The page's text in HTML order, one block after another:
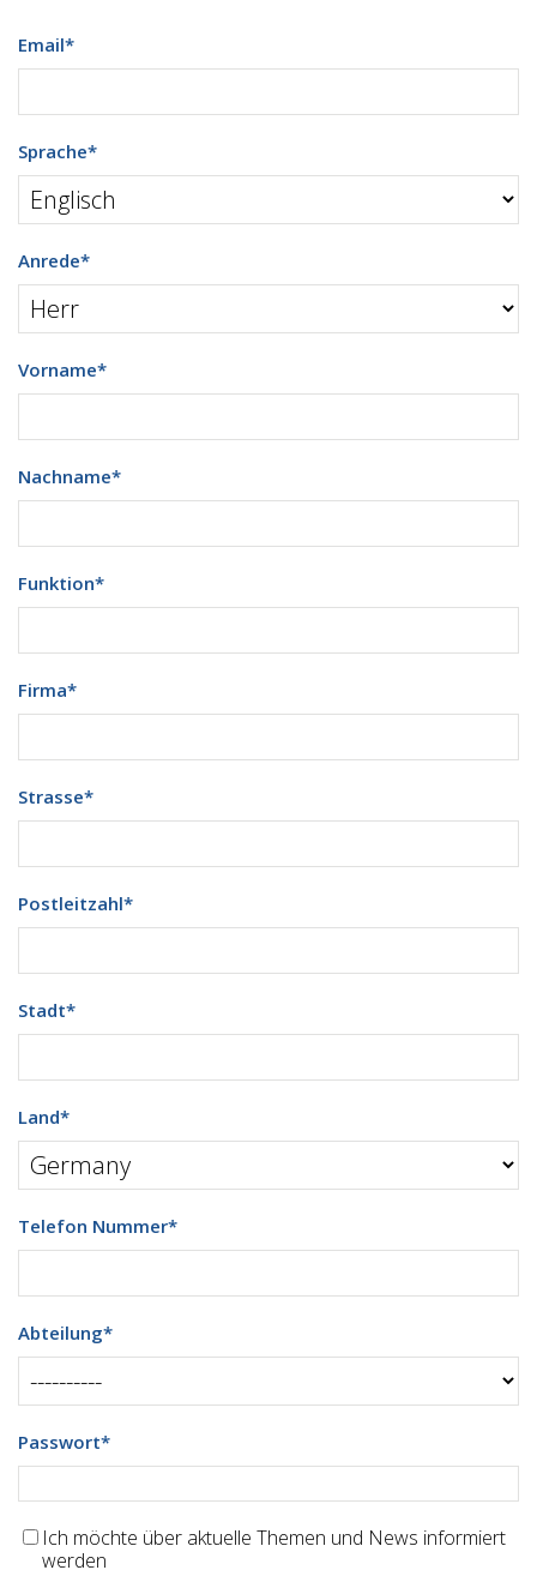
Email*
Sprache*
Anrede*
Vorname*
Nachname*
Funktion*
Firma*
Strasse*
Postleitzahl*
Stadt*
Land*
Telefon Nummer*
Abteilung*
Passwort*
Ich möchte über aktuelle Themen und News informiert
werden